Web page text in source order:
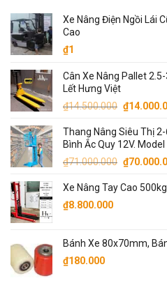
Xe Nâng Điện Ngồi Lái
Cao
₫1
Cân Xe Nâng Pallet
Lết Hưng Việt
₫14.500.000 Giá
là:
₫
Thang Nâng Siêu Thị
Bình Ắc Quy 12V.
₫71.000.000 Giá
là:
₫
Xe Nâng Tay Cao
₫8.800.000
Bánh Xe 80x70mm,
₫180.000